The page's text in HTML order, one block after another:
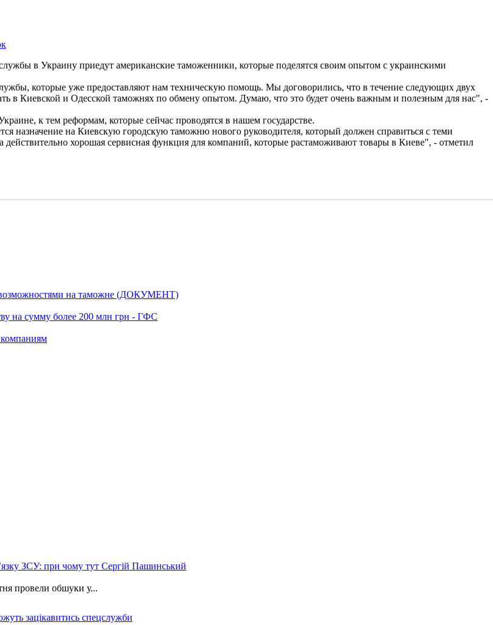
в Украину приедут американские таможенники, которые поделятся своим опытом с украинскими
которые уже предоставляют нам техническую помощь. Мы договорились, что в течение следующих двух
в Киевской и Одесской таможнях по обмену опытом. Думаю, что это будет очень важным и полезным для нас", -
к тем реформам, которые сейчас проводятся в нашем государстве.
назначение на Киевскую городскую таможню нового руководителя, который должен справиться с теми
хорошая сервисная функция для компаний, которые растаможивают товары в Киеве", - отметил
возможностями на таможне (ДОКУМЕНТ)
на сумму более 200 млн грн - ГФС
ЗСУ: при чому тут Сергій Пашинський
провели обшуки у...
зацікавитись спецслужби